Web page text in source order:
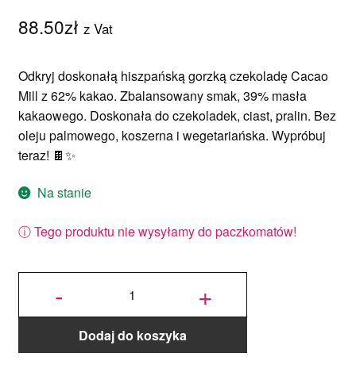
88.50zł z Vat
Odkryj doskonałą hiszpańską gorzką czekoladę Cacao
Mill z 62% kakao. Zbalansowany smak, 39% masła
kakaowego. Doskonała do czekoladek, ciast, pralin. Bez
oleju palmowego, koszerna i wegetariańska. Wypróbuj
teraz! 🍫✨
Na stanie
ⓘ Tego produktu nie wysyłamy do paczkomatów!
-
ilość
hiszpańska
62% 3/5
1kg +
Dodaj do koszyka